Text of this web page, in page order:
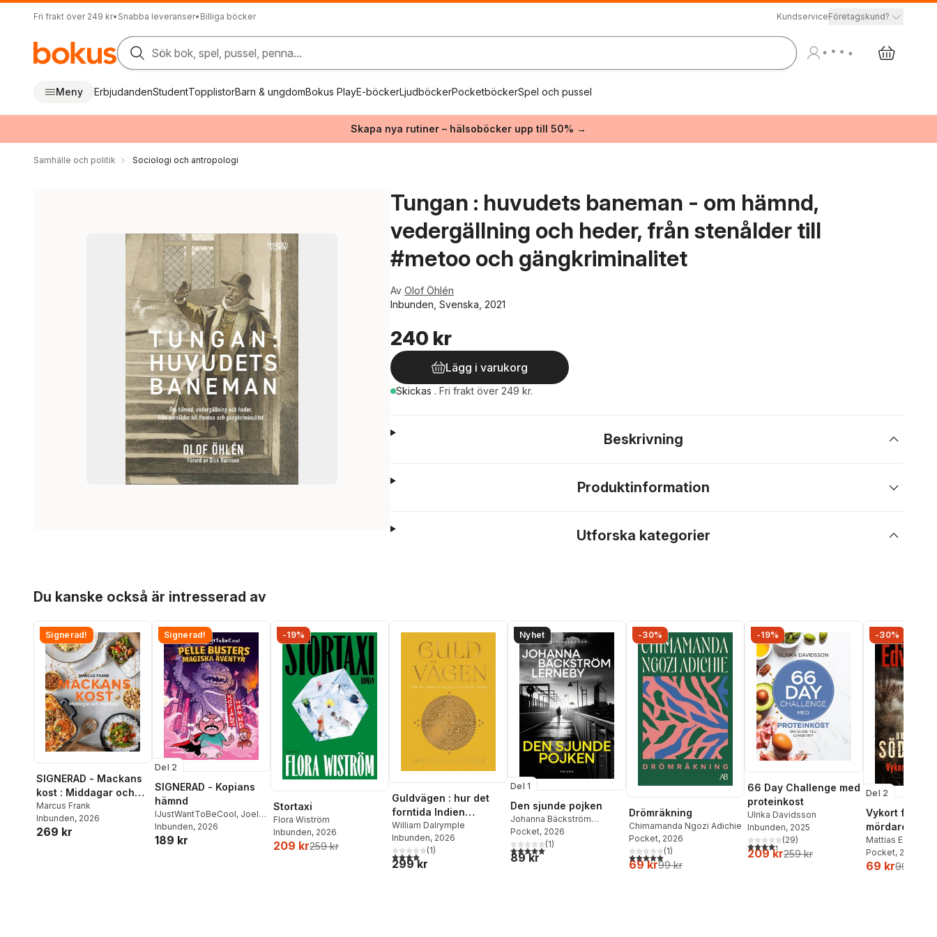
Fri frakt över 249 kr• Snabba leveranser• Billiga böcker KundserviceFöretagskund?
Sök bok, spel, pussel, penna...
Meny ErbjudandenStudentTopplistorBarn & ungdomBokus PlayE-böckerLjudböckerPocketböckerSpel och pussel
Skapa nya rutiner – hälsoböcker upp till 50% →
Samhälle och politik Sociologi och antropologi
Tungan : huvudets baneman - om hämnd,
vedergällning och heder, från stenålder till
#metoo och gängkriminalitet
Av Olof Öhlén
Inbunden, Svenska, 2021
240 kr
Lägg i varukorg
Skickas . Fri frakt över 249 kr.
Beskrivning
Produktinformation
Utforska kategorier
Du kanske också är intresserad av
Signerad!
SIGNERAD - Mackans
kost : Middagar och
matlådor
Marcus Frank
Inbunden, 2026
269 kr
Signerad!
Del 2
SIGNERAD - Kopians
hämnd
IJustWantToBeCool, Joel
Adolphson,Emil Ejdemo
Beer ,Victor Beer
Inbunden, 2026
189 kr
-19%
Stortaxi
Flora Wiström
Inbunden, 2026
209 kr259 kr
Guldvägen : hur det
forntida Indien
förändrade världen
William Dalrymple
Inbunden, 2026
4,0utav 5 stjärnor. Totalt antal röster:
(1)
299 kr
Nyhet
Del 1
Den sjunde pojken
Johanna Bäckström
Lerneby
Pocket, 2026
5,0utav 5 stjärnor. Totalt antal röster:
(1)
89 kr
-30%
Drömräkning
Chimamanda Ngozi Adichie
Pocket, 2026
5,0utav 5 stjärnor. Totalt antal röster:
(1)
69 kr99 kr
-19%
66 Day Challenge med
proteinkost
Ulrika Davidsson
Inbunden, 2025
4,3utav 5 stjärnor. Totalt antal röster:
(29)
209 kr259 kr
-30%
Del 2
Vykort från en
mördare
Mattias
Pocket, 2026
69 kr99 kr